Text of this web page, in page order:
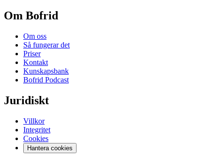
Om Bofrid
Om oss
Så fungerar det
Priser
Kontakt
Kunskapsbank
Bofrid Podcast
Juridiskt
Villkor
Integritet
Cookies
Hantera cookies